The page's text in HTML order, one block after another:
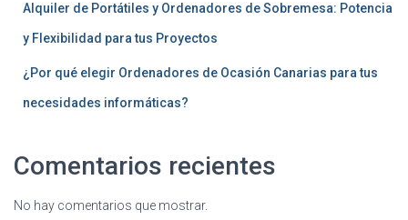
Alquiler de Portátiles y Ordenadores de Sobremesa: Potencia
y Flexibilidad para tus Proyectos
¿Por qué elegir Ordenadores de Ocasión Canarias para tus
necesidades informáticas?
Comentarios recientes
No hay comentarios que mostrar.